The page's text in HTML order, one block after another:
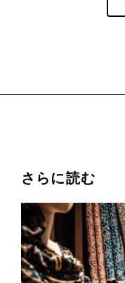
さらに読む